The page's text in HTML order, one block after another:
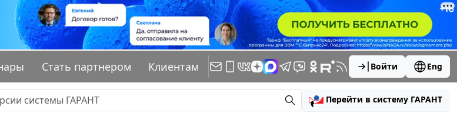
Стать партнером Клиентам Войти Eng
Перейти в систему ГАРАНТ